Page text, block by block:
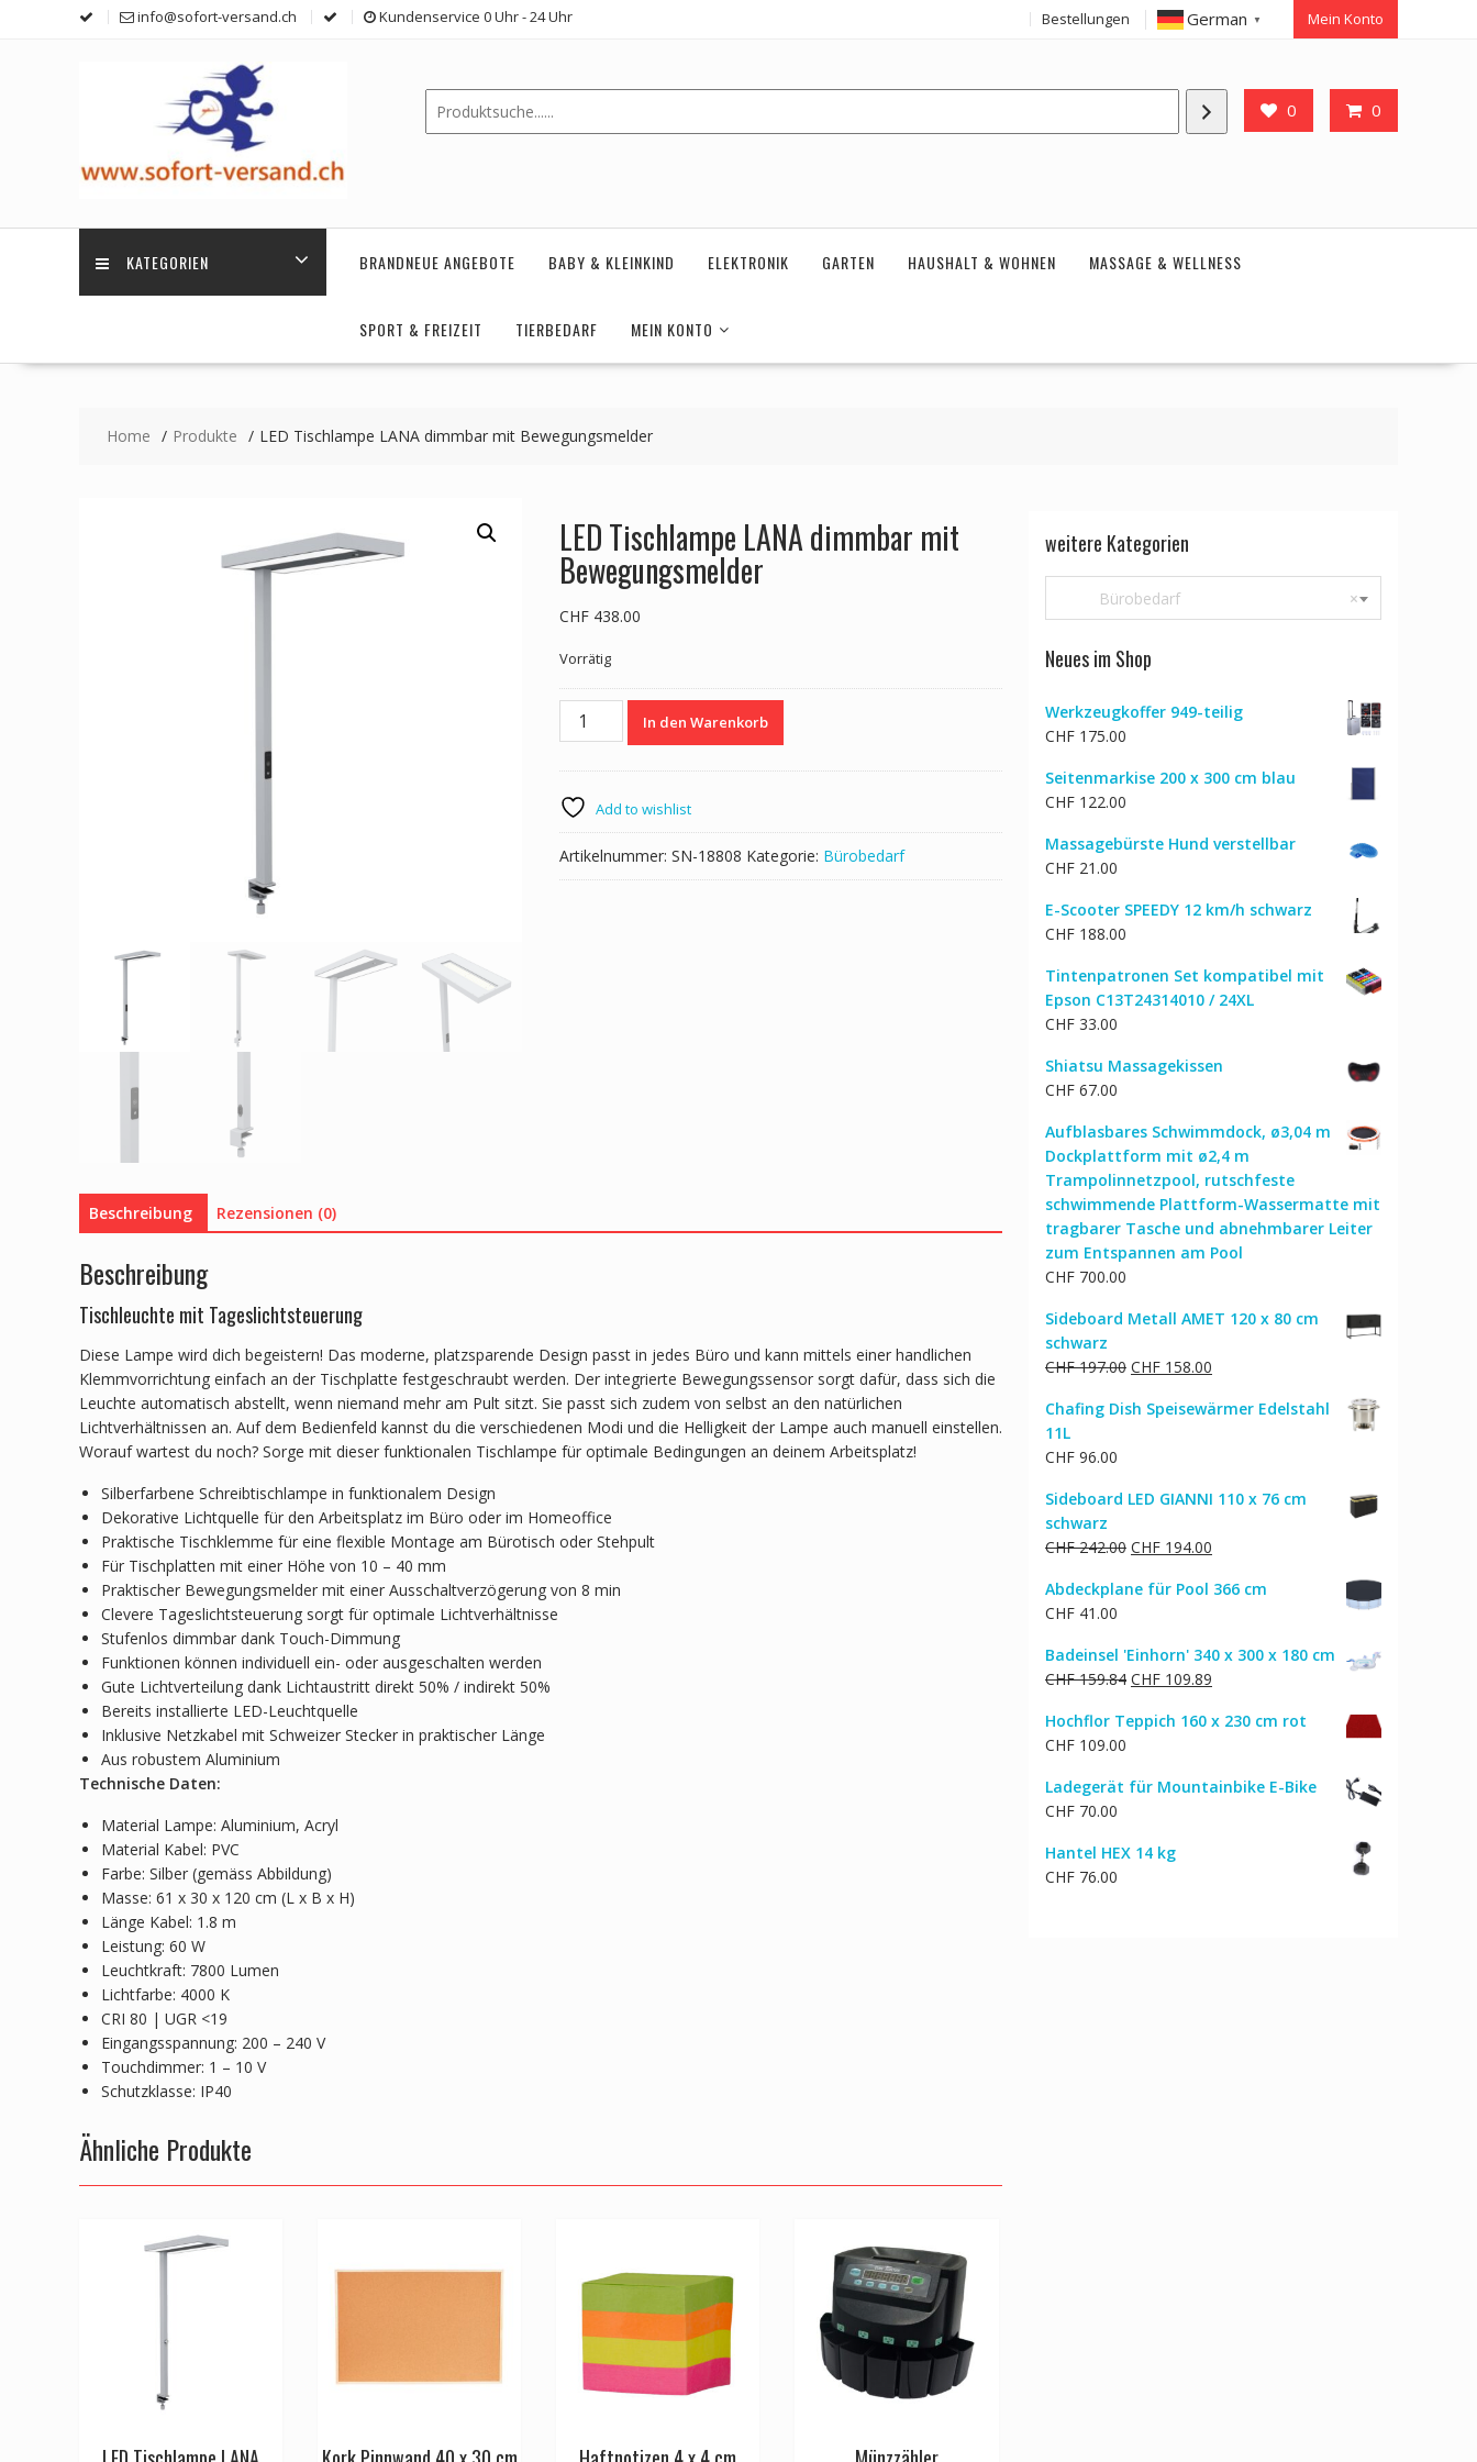
info@sofort-versand.ch Kundenservice 0 Uhr - 24 Uhr Bestellungen German ▼ Mein Konto
0 0
KATEGORIEN BRANDNEUE ANGEBOTE BABY & KLEINKIND ELEKTRONIK GARTEN HAUSHALT & WOHNEN MASSAGE & WELLNESS
SPORT & FREIZEIT TIERBEDARF MEIN KONTO
Home Produkte LED Tischlampe LANA dimmbar mit Bewegungsmelder
LED Tischlampe LANA dimmbar mit
Bewegungsmelder
CHF438.00
Vorrätig
LED
mit
Bewegungsmelder
Menge
In den Warenkorb
Add to wishlist
Artikelnummer: SN-18808 Kategorie: Bürobedarf
Beschreibung Rezensionen (0)
Beschreibung
Tischleuchte mit Tageslichtsteuerung
Diese Lampe wird dich begeistern! Das moderne, platzsparende Design passt in jedes Büro und kann mittels einer handlichen
Klemmvorrichtung einfach an der Tischplatte festgeschraubt werden. Der integrierte Bewegungssensor sorgt dafür, dass sich die
Leuchte automatisch abstellt, wenn niemand mehr am Pult sitzt. Sie passt sich zudem von selbst an den natürlichen
Lichtverhältnissen an. Auf dem Bedienfeld kannst du die verschiedenen Modi und die Helligkeit der Lampe auch manuell einstellen.
Worauf wartest du noch? Sorge mit dieser funktionalen Tischlampe für optimale Bedingungen an deinem Arbeitsplatz!
Silberfarbene Schreibtischlampe in funktionalem Design
Dekorative Lichtquelle für den Arbeitsplatz im Büro oder im Homeoffice
Praktische Tischklemme für eine flexible Montage am Bürotisch oder Stehpult
Für Tischplatten mit einer Höhe von 10 – 40 mm
Praktischer Bewegungsmelder mit einer Ausschaltverzögerung von 8 min
Clevere Tageslichtsteuerung sorgt für optimale Lichtverhältnisse
Stufenlos dimmbar dank Touch-Dimmung
Funktionen können individuell ein- oder ausgeschalten werden
Gute Lichtverteilung dank Lichtaustritt direkt 50% / indirekt 50%
Bereits installierte LED-Leuchtquelle
Inklusive Netzkabel mit Schweizer Stecker in praktischer Länge
Aus robustem Aluminium
Technische Daten:
Material Lampe: Aluminium, Acryl
Material Kabel: PVC
Farbe: Silber (gemäss Abbildung)
Masse: 61 x 30 x 120 cm (L x B x H)
Länge Kabel: 1.8 m
Leistung: 60 W
Leuchtkraft: 7800 Lumen
Lichtfarbe: 4000 K
CRI 80 | UGR <19
Eingangsspannung: 200 – 240 V
Touchdimmer: 1 – 10 V
Schutzklasse: IP40
Ähnliche Produkte
weitere Kategorien
×
Bürobedarf
Neues im Shop
Werkzeugkoffer 949-teilig
CHF 175.00
Seitenmarkise 200 x 300 cm blau
CHF 122.00
Massagebürste Hund verstellbar
CHF 21.00
E-Scooter SPEEDY 12 km/h schwarz
CHF 188.00
Tintenpatronen Set kompatibel mit
Epson C13T24314010 / 24XL
CHF 33.00
Shiatsu Massagekissen
CHF 67.00
Aufblasbares Schwimmdock, ø3,04 m
Dockplattform mit ø2,4 m
Trampolinnetzpool, rutschfeste
schwimmende Plattform-Wassermatte mit
tragbarer Tasche und abnehmbarer Leiter
zum Entspannen am Pool
CHF 700.00
Sideboard Metall AMET 120 x 80 cm
schwarz
CHF197.00 Ursprünglicher
war:
CHF 158.00
ist:
Chafing Dish Speisewärmer Edelstahl
11L
CHF 96.00
Sideboard LED GIANNI 110 x 76 cm
schwarz
CHF242.00 Ursprünglicher
war:
CHF 194.00
ist:
Abdeckplane für Pool 366 cm
CHF 41.00
Badeinsel 'Einhorn' 340 x 300 x 180 cm
CHF159.84 Ursprünglicher
war:
CHF 109.89
ist:
Hochflor Teppich 160 x 230 cm rot
CHF 109.00
Ladegerät für Mountainbike E-Bike
CHF 70.00
Hantel HEX 14 kg
CHF 76.00